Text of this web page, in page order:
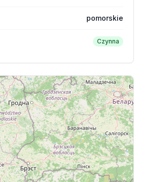
pomorskie
Czynna